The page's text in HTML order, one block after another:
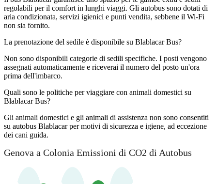
regolabili per il comfort in lunghi viaggi. Gli autobus sono dotati di
aria condizionata, servizi igienici e punti vendita, sebbene il Wi-Fi
non sia fornito.
La prenotazione del sedile è disponibile su Blablacar Bus?
Non sono disponibili categorie di sedili specifiche. I posti vengono
assegnati automaticamente e riceverai il numero del posto un'ora
prima dell'imbarco.
Quali sono le politiche per viaggiare con animali domestici su
Blablacar Bus?
Gli animali domestici e gli animali di assistenza non sono consentiti
su autobus Blablacar per motivi di sicurezza e igiene, ad eccezione
dei cani guida.
Genova a Colonia Emissioni di CO2 di Autobus